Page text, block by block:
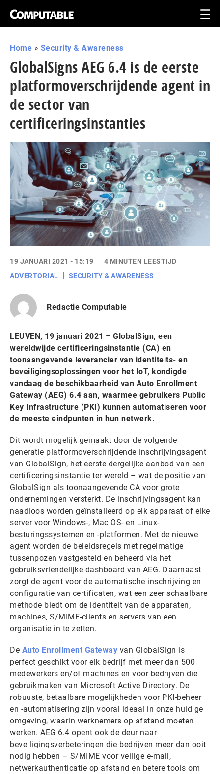
Home » Security & Awareness
GlobalSigns AEG 6.4 is de eerste
platformoverschrijdende agent in
de sector van
certificeringsinstanties
19 JANUARI 2021 - 15:19
4 MINUTEN LEESTIJD
ADVERTORIAL
SECURITY & AWARENESS
Redactie Computable
LEUVEN, 19 januari 2021 – GlobalSign, een
wereldwijde certificeringsinstantie (CA) en
toonaangevende leverancier van identiteits- en
beveiligingsoplossingen voor het IoT, kondigde
vandaag de beschikbaarheid van Auto Enrollment
Gateway (AEG) 6.4 aan, waarmee gebruikers Public
Key Infrastructure (PKI) kunnen automatiseren voor
de meeste eindpunten in hun netwerk.
Dit wordt mogelijk gemaakt door de volgende
generatie platformoverschrijdende inschrijvingsagent
van GlobalSign, het eerste dergelijke aanbod van een
certificeringsinstantie ter wereld – wat de positie van
GlobalSign als toonaangevende CA voor grote
ondernemingen versterkt. De inschrijvingsagent kan
naadloos worden geïnstalleerd op elk apparaat of elke
server voor Windows-, Mac OS- en Linux-
besturingssystemen en -platformen. Met de nieuwe
agent worden de beleidsregels met regelmatige
tussenpozen vastgesteld en beheerd via het
gebruiksvriendelijke dashboard van AEG. Daarnaast
zorgt de agent voor de automatische inschrijving en
configuratie van certificaten, wat een zeer schaalbare
methode biedt om de identiteit van de apparaten,
machines, S/MIME-clients en servers van een
organisatie in te zetten.
De Auto Enrollment Gateway van GlobalSign is
perfect geschikt voor elk bedrijf met meer dan 500
medewerkers en/of machines en voor bedrijven die
gebruikmaken van Microsoft Active Directory. De
robuuste, betaalbare mogelijkheden voor PKI-beheer
en -automatisering zijn vooral ideaal in onze huidige
omgeving, waarin werknemers op afstand moeten
werken. AEG 6.4 opent ook de deur naar
beveiligingsverbeteringen die bedrijven meer dan ooit
nodig hebben – S/MIME voor veilige e-mail,
netwerkauthenticatie op afstand en betere tools om